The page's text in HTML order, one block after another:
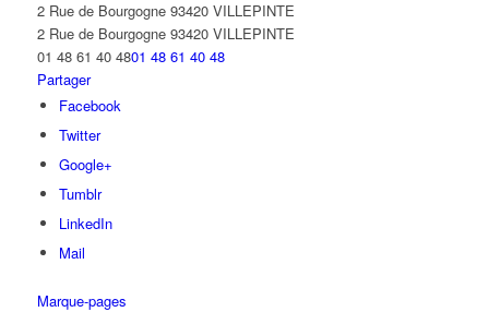
2 Rue de Bourgogne 93420 VILLEPINTE
2 Rue de Bourgogne 93420 VILLEPINTE
01 48 61 40 4801 48 61 40 48
Partager
Facebook
Twitter
Google+
Tumblr
LinkedIn
Mail
Marque-pages